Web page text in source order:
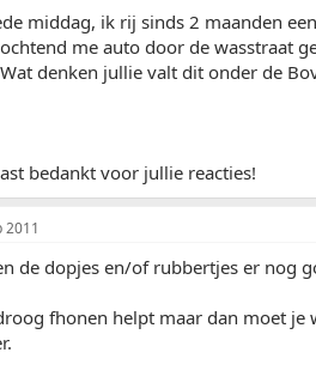
middag, ik rij sinds 2 maanden
me auto door de wasstraat
denken jullie valt dit onder de
bedankt voor jullie reacties!
2011
de dopjes en/of rubbertjes er nog
fhonen helpt maar dan moet je